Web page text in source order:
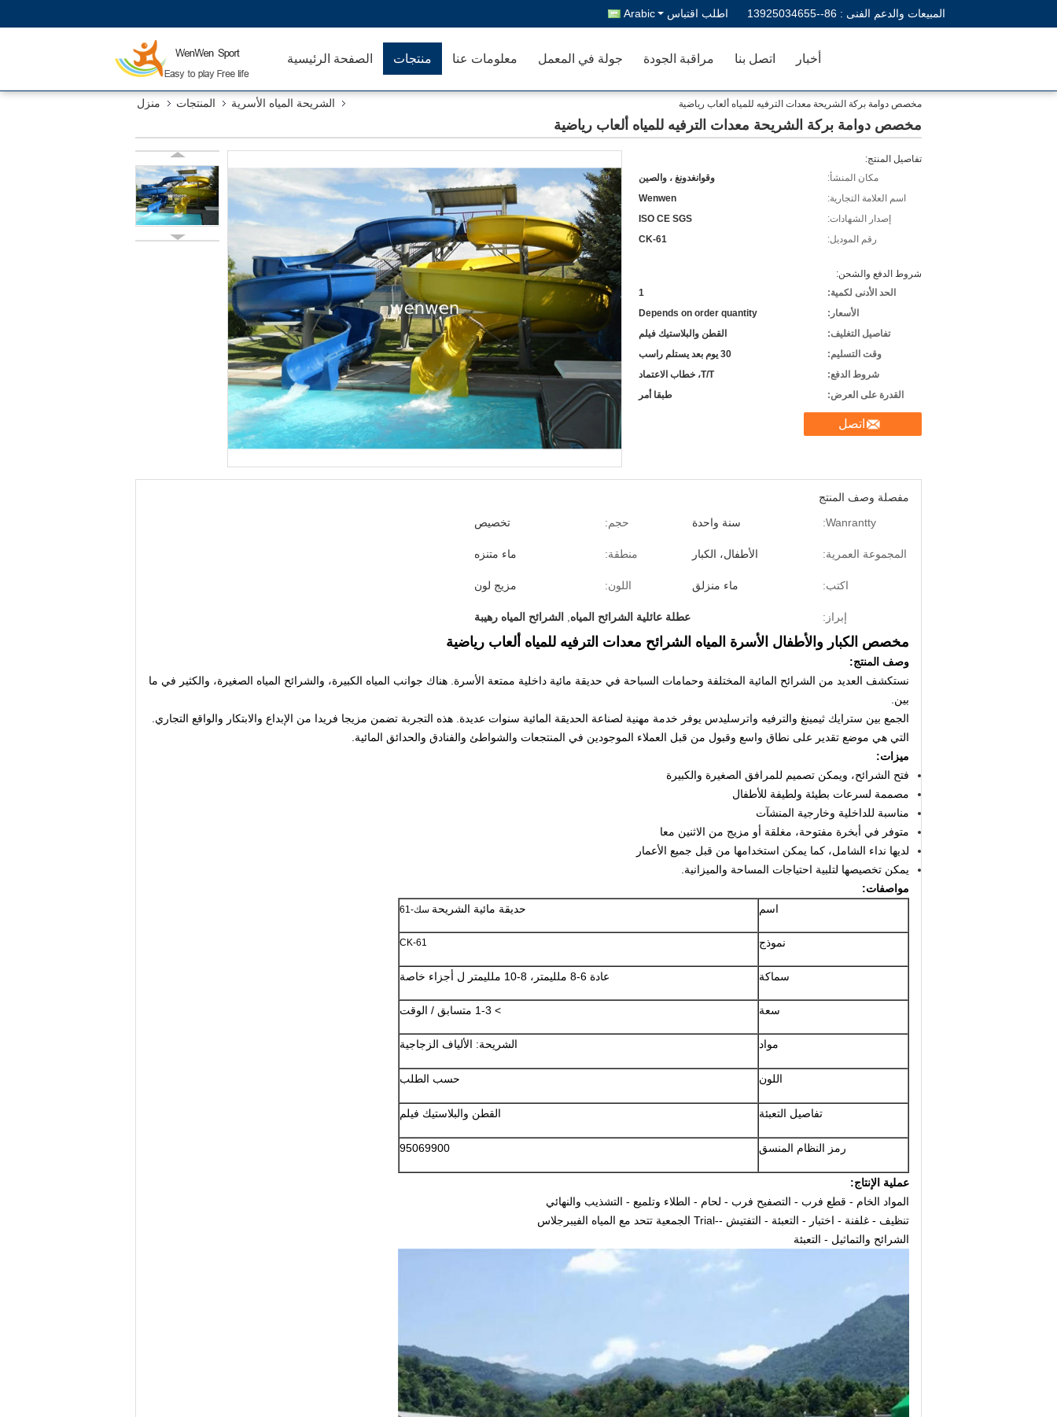
المبيعات والدعم الفنى : 86--13925034655 اطلب اقتباس Arabic
الصفحة الرئيسية منتجات معلومات عنا جولة في المعمل مراقبة الجودة اتصل بنا أخبار
منزل المنتجات الشريحة المياه الأسرية مخصص دوامة بركة الشريحة معدات الترفيه للمياه ألعاب رياضية
مخصص دوامة بركة الشريحة معدات الترفيه للمياه ألعاب رياضية
تفاصيل المنتج:
مكان المنشأ:
وقوانغدونغ ، والصين
اسم العلامة التجارية:
Wenwen
إصدار الشهادات:
ISO CE SGS
رقم الموديل:
CK-61
شروط الدفع والشحن:
الحد الأدنى لكمية:
1
الأسعار:
Depends on order quantity
تفاصيل التغليف:
القطن والبلاستيك فيلم
وقت التسليم:
30 يوم بعد يستلم راسب
شروط الدفع:
T/T، خطاب الاعتماد
القدرة على العرض:
طبقا أمر
اتصل
مفصلة وصف المنتج
Wanrantty:
سنة واحدة حجم: تخصيص
المجموعة العمرية: الأطفال، الكبار منطقة: ماء متنزه
اكتب: ماء منزلق اللون: مزيج لون
إبراز: عطلة عائلية الشرائح المياه الشرائح المياه رهيبة
مخصص الكبار والأطفال الأسرة المياه الشرائح معدات الترفيه للمياه ألعاب رياضية
وصف المنتج:
نستكشف العديد من الشرائح المائية المختلفة وحمامات السباحة في حديقة مائية داخلية ممتعة الأسرة. هناك جوانب المياه الكبيرة، والشرائح المياه الصغيرة، والكثير في ما
بين.
الجمع بين سترايك ثيمينغ والترفيه واترسليدس يوفر خدمة مهنية لصناعة الحديقة المائية سنوات عديدة. هذه التجربة تضمن مزيجا فريدا من الإبداع والابتكار والواقع التجاري.
التي هي موضع تقدير على نطاق واسع وقبول من قبل العملاء الموجودين في المنتجعات والشواطئ والفنادق والحدائق المائية.
ميزات:
فتح الشرائح، ويمكن تصميم للمرافق الصغيرة والكبيرة
مصممة لسرعات بطيئة ولطيفة للأطفال
مناسبة للداخلية وخارجية المنشآت
متوفر في أبخرة مفتوحة، مغلقة أو مزيج من الاثنين معا
لديها نداء الشامل، كما يمكن استخدامها من قبل جميع الأعمار
يمكن تخصيصها لتلبية احتياجات المساحة والميزانية.
مواصفات:
اسم
حديقة مائية الشريحة سك-61
نموذج CK-61
سماكة عادة 6-8 ملليمتر، 8-10 ملليمتر ل أجزاء خاصة
سعة > 1-3 متسابق / الوقت
مواد الشريحة: الألياف الزجاجية
اللون حسب الطلب
تفاصيل التعبئة القطن والبلاستيك فيلم
رمز النظام المنسق 95069900
عملية الإنتاج:
المواد الخام - قطع فرب - التصفيح فرب - لحام - الطلاء وتلميع - التشذيب والنهائي
تنظيف - غلفنة - اختبار - التعبئة - التفتيش --Trial الجمعية تتحد مع المياه الفيبرجلاس
الشرائح والتماثيل - التعبئة